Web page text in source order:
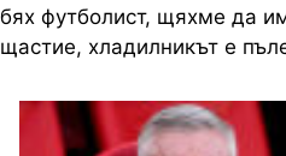
бях футболист, щяхме да
щастие, хладилникът е